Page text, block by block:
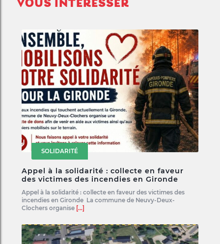
VOUS INTÉRESSER
SOLIDARITÉ
Appel à la solidarité : collecte en faveur
des victimes des incendies en Gironde
Appel à la solidarité : collecte en faveur des victimes des
incendies en Gironde La commune de Neuvy-Deux-
Clochers organise [...]